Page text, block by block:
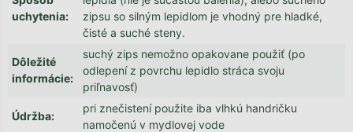
uchytenia:
zipsu so silným lepidlom je vhodný pre hladké,
čisté a suché steny.
Dôležité
informácie:
suchý zips nemožno opakovane použiť (po
odlepení z povrchu lepidlo stráca svoju
priľnavosť)
Údržba:
pri znečistení použite iba vlhkú handričku
namočenú v mydlovej vode